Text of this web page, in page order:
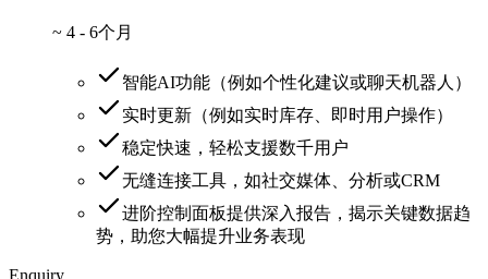
~ 4 - 6个月
智能AI功能（例如个性化建议或聊天机器人）
实时更新（例如实时库存、即时用户操作）
稳定快速，轻松支援数千用户
无缝连接工具，如社交媒体、分析或CRM
进阶控制面板提供深入报告，揭示关键数据趋
势，助您大幅提升业务表现
Enquiry